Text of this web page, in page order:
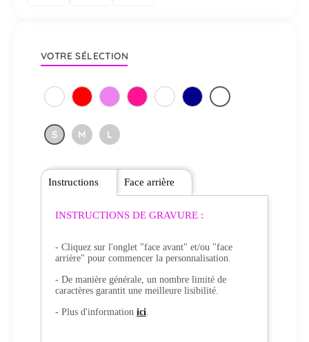
VOTRE SÉLECTION
S M L
Instructions
INSTRUCTIONS DE GRAVURE :
- Cliquez sur l'onglet "face avant" et/ou "face
arrière" pour commencer la personnalisation.
- De manière générale, un nombre limité de
caractères garantit une meilleure lisibilité.
- Plus d'information ici.
Face arrière